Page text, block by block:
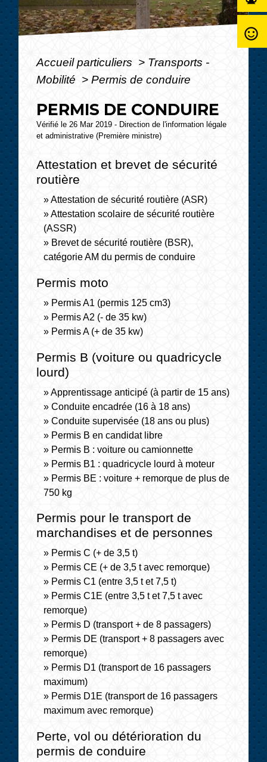
Accueil particuliers > Transports -
Mobilité > Permis de conduire
PERMIS DE CONDUIRE
Vérifié le 26 Mar 2019 - Direction de l'information légale
et administrative (Première ministre)
Attestation et brevet de sécurité
routière
Attestation de sécurité routière (ASR)
Attestation scolaire de sécurité routière
(ASSR)
Brevet de sécurité routière (BSR),
catégorie AM du permis de conduire
Permis moto
Permis A1 (permis 125 cm3)
Permis A2 (- de 35 kw)
Permis A (+ de 35 kw)
Permis B (voiture ou quadricycle
lourd)
Apprentissage anticipé (à partir de 15 ans)
Conduite encadrée (16 à 18 ans)
Conduite supervisée (18 ans ou plus)
Permis B en candidat libre
Permis B : voiture ou camionnette
Permis B1 : quadricycle lourd à moteur
Permis BE : voiture + remorque de plus de
750 kg
Permis pour le transport de
marchandises et de personnes
Permis C (+ de 3,5 t)
Permis CE (+ de 3,5 t avec remorque)
Permis C1 (entre 3,5 t et 7,5 t)
Permis C1E (entre 3,5 t et 7,5 t avec
remorque)
Permis D (transport + de 8 passagers)
Permis DE (transport + 8 passagers avec
remorque)
Permis D1 (transport de 16 passagers
maximum)
Permis D1E (transport de 16 passagers
maximum avec remorque)
Perte, vol ou détérioration du
permis de conduire
sentiment_satisfied_alt